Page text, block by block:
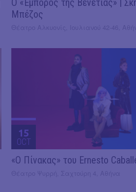
Μπέζος
15
OCT
«Ο Πίνακας» του Ernesto